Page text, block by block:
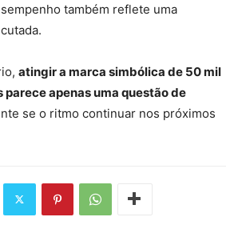
também reflete uma
atingir a marca simbólica de 50 mil
apenas uma questão de
se o ritmo continuar nos próximos